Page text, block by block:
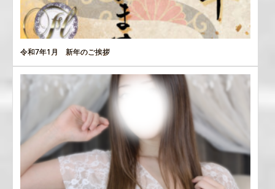
令和7年1月 新年のご挨拶